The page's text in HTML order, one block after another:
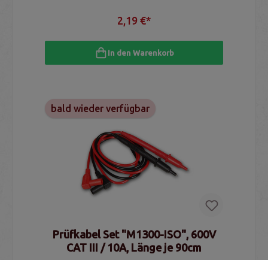
2,19 €*
In den Warenkorb
bald wieder verfügbar
Prüfkabel Set "M1300-ISO", 600V
CAT III / 10A, Länge je 90cm